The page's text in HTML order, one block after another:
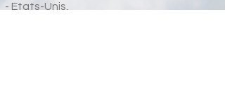
- Etats-Unis,